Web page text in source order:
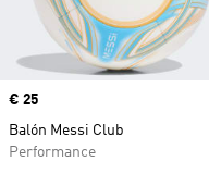
Precio
€ 25
Balón Messi Club
Performance